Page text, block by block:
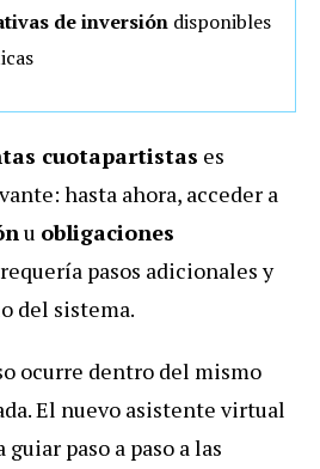
de inversión disponibles
cuotapartistas es
hasta ahora, acceder a
u obligaciones
pasos adicionales y
del sistema.
ocurre dentro del mismo
El nuevo asistente virtual
paso a paso a las